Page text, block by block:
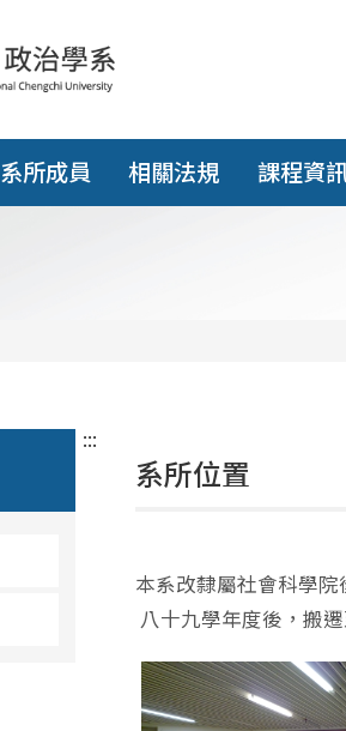
系所成員 相關法規 課程資
:::
系所位置
本系改隸屬社會科學
八十九學年度後，搬